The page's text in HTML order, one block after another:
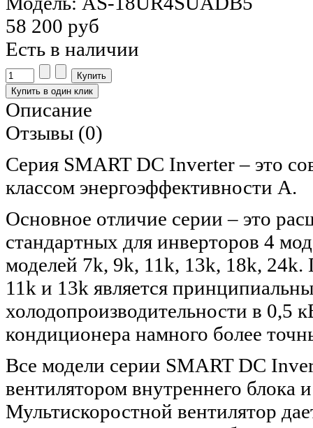
58 200 руб
Есть в наличии
Описание
Отзывы (0)
Серия SMART DC Inverter – это
классом энергоэффективности А.
Основное отличие серии – это
стандартных для инверторов 4
моделей 7k, 9k, 11k, 13k, 18k, 24k.
11k и 13k является
холодопроизводительности в 0,5
кондиционера намного более
Все модели серии SMART DC
вентилятором внутреннего блока
Мультискоростной вентилятор